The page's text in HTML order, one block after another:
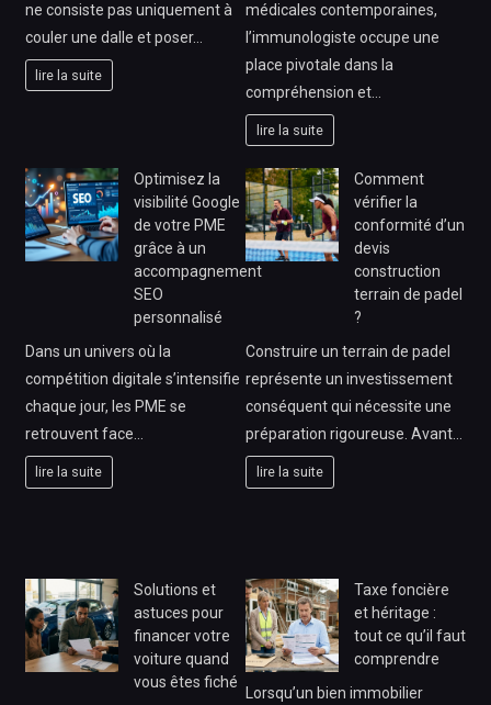
ne consiste pas uniquement à
couler une dalle et poser…
lire la suite
médicales contemporaines,
l’immunologiste occupe une
place pivotale dans la
compréhension et…
lire la suite
Optimisez la
visibilité Google
de votre PME
grâce à un
accompagnement
SEO
personnalisé
Dans un univers où la
compétition digitale s’intensifie
chaque jour, les PME se
retrouvent face…
lire la suite
Comment
vérifier la
conformité d’un
devis
construction
terrain de padel
?
Construire un terrain de padel
représente un investissement
conséquent qui nécessite une
préparation rigoureuse. Avant…
lire la suite
Solutions et
astuces pour
financer votre
voiture quand
vous êtes fiché
Taxe foncière
et héritage :
tout ce qu’il faut
comprendre
Lorsqu’un bien immobilier